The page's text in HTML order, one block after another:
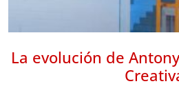
La evolución de